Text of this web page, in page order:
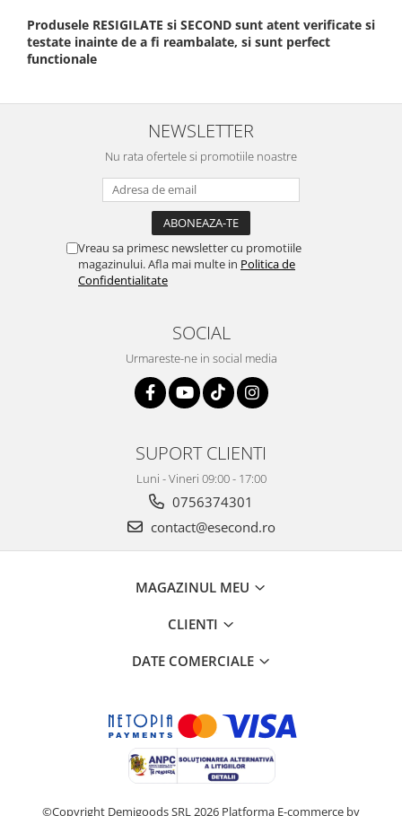
Produsele RESIGILATE si SECOND sunt atent verificate si
testate inainte de a fi reambalate, si sunt perfect
functionale
NEWSLETTER
Nu rata ofertele si promotiile noastre
Vreau sa primesc newsletter cu promotiile
magazinului. Afla mai multe in Politica de
Confidentialitate
SOCIAL
Urmareste-ne in social media
SUPORT CLIENTI
Luni - Vineri 09:00 - 17:00
0756374301
contact@esecond.ro
MAGAZINUL MEU
CLIENTI
DATE COMERCIALE
©Copyright Demigoods SRL 2026 Platforma E-commerce by